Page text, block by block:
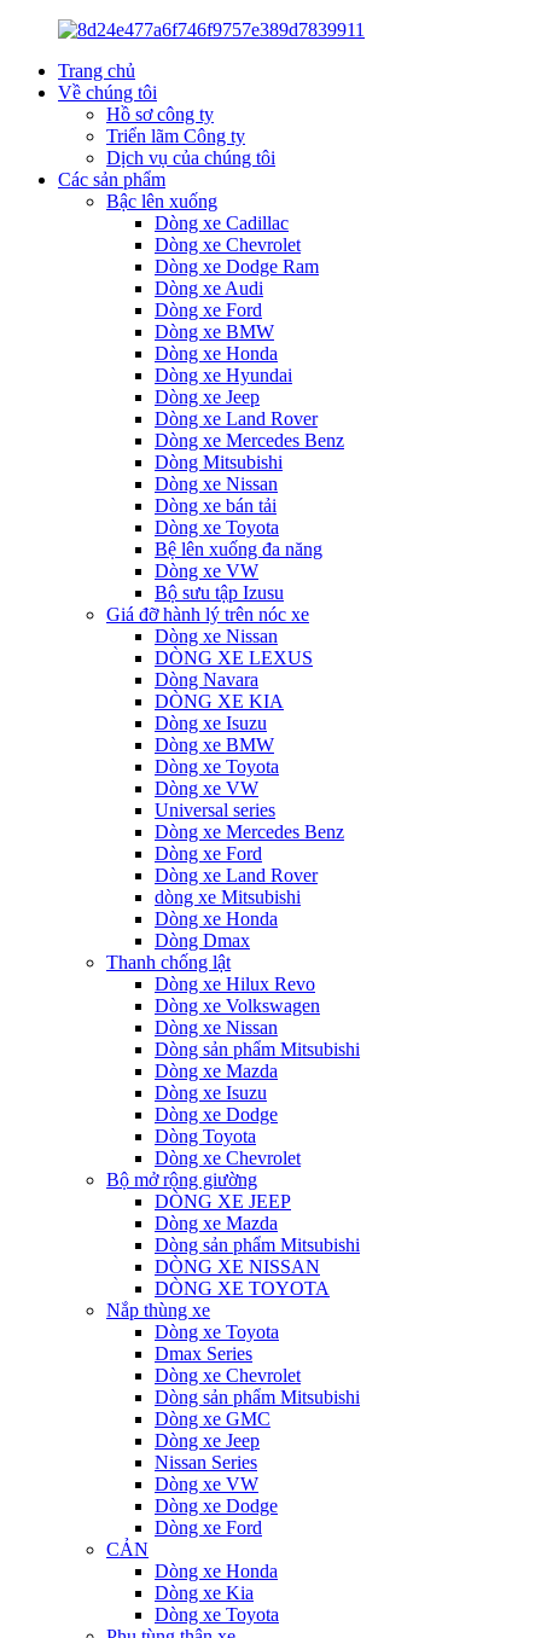
Trang chủ
Về chúng tôi
Hồ sơ công ty
Triển lãm Công ty
Dịch vụ của chúng tôi
Các sản phẩm
Bậc lên xuống
Dòng xe Cadillac
Dòng xe Chevrolet
Dòng xe Dodge Ram
Dòng xe Audi
Dòng xe Ford
Dòng xe BMW
Dòng xe Honda
Dòng xe Hyundai
Dòng xe Jeep
Dòng xe Land Rover
Dòng xe Mercedes Benz
Dòng Mitsubishi
Dòng xe Nissan
Dòng xe bán tải
Dòng xe Toyota
Bệ lên xuống đa năng
Dòng xe VW
Bộ sưu tập Izusu
Giá đỡ hành lý trên nóc xe
Dòng xe Nissan
DÒNG XE LEXUS
Dòng Navara
DÒNG XE KIA
Dòng xe Isuzu
Dòng xe BMW
Dòng xe Toyota
Dòng xe VW
Universal series
Dòng xe Mercedes Benz
Dòng xe Ford
Dòng xe Land Rover
dòng xe Mitsubishi
Dòng xe Honda
Dòng Dmax
Thanh chống lật
Dòng xe Hilux Revo
Dòng xe Volkswagen
Dòng xe Nissan
Dòng sản phẩm Mitsubishi
Dòng xe Mazda
Dòng xe Isuzu
Dòng xe Dodge
Dòng Toyota
Dòng xe Chevrolet
Bộ mở rộng giường
DÒNG XE JEEP
Dòng xe Mazda
Dòng sản phẩm Mitsubishi
DÒNG XE NISSAN
DÒNG XE TOYOTA
Nắp thùng xe
Dòng xe Toyota
Dmax Series
Dòng xe Chevrolet
Dòng sản phẩm Mitsubishi
Dòng xe GMC
Dòng xe Jeep
Nissan Series
Dòng xe VW
Dòng xe Dodge
Dòng xe Ford
CẢN
Dòng xe Honda
Dòng xe Kia
Dòng xe Toyota